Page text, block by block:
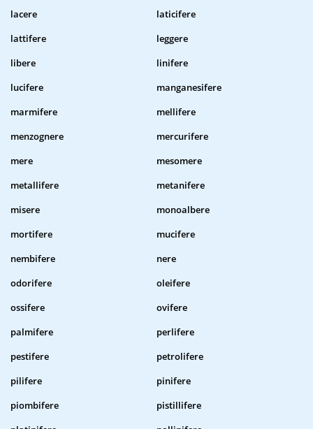
lacere
laticifere
lattifere
leggere
libere
linifere
lucifere
manganesifere
marmifere
mellifere
menzognere
mercurifere
mere
mesomere
metallifere
metanifere
misere
monoalbere
mortifere
mucifere
nembifere
nere
odorifere
oleifere
ossifere
ovifere
palmifere
perlifere
pestifere
petrolifere
pilifere
pinifere
piombifere
pistillifere